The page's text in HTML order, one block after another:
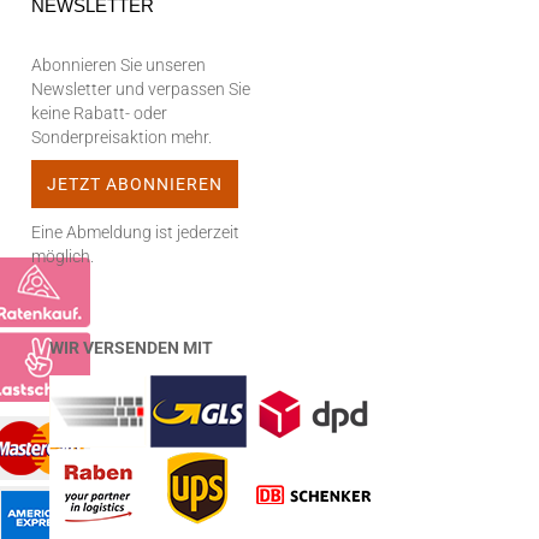
NEWSLETTER
Abonnieren Sie unseren
Newsletter und verpassen Sie
keine Rabatt- oder
Sonderpreisaktion mehr.
Eine Abmeldung ist jederzeit
möglich.
WIR VERSENDEN MIT